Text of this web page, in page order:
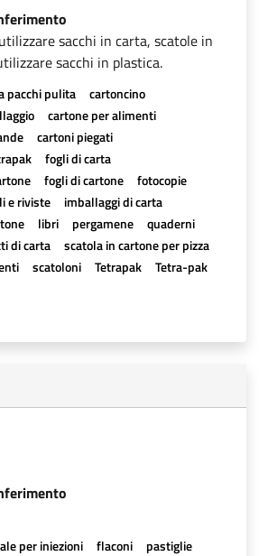
sacchi in carta, scatole in
sacchi in plastica.
pacchi pulita
cartoncino
cartone per alimenti
cartoni piegati
fogli di carta
fogli di cartone
fotocopie
e riviste
imballaggi di carta
libri pergamene
quaderni
di carta
scatola in cartone per pizza
scatoloni Tetrapak Tetra-pak
per iniezioni flaconi
pastiglie